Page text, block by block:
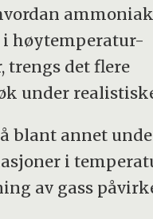
høytemperatur-
trengs det flere
under
blant annet
i
av gass